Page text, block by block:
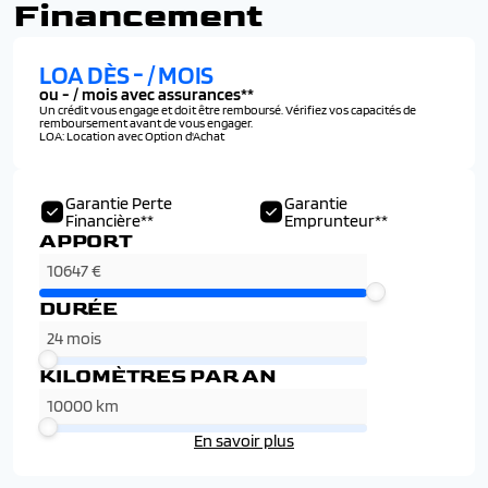
Financement
Garantie Perte
Financière**
Garantie
Emprunteur**
APPORT
DURÉE
KILOMÈTRES PAR AN
En savoir plus
LOA DÈS-/ MOIS
ou - / mois avec assurances**
Un crédit vous engage et doit être remboursé. Vérifiez vos capacités de
remboursement avant de vous engager.
LOA: Location avec Option d'Achat